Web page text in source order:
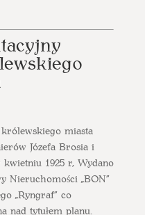
miasta
Józefa Brosia i
1925 r, Wydano
Nieruchomości „BON”
„Ryngraf” co
nad tytułem planu.